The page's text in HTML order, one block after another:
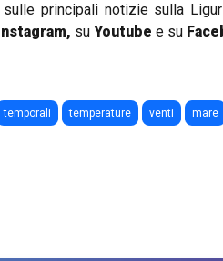
sulle principali notizie sulla
Instagram, su Youtube e su
temporali temperature venti mare